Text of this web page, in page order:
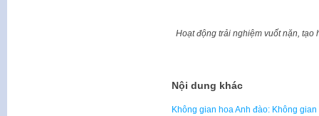
Hoạt động trải nghiệm vuốt nặn,
Nội dung khác
Không gian hoa Anh đào: Không